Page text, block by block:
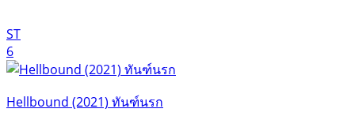
ST
6
Hellbound (2021) ทันฑ์นรก